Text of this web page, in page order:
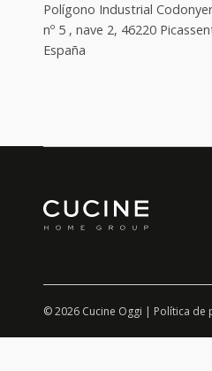
Polígono Industrial
nº 5 , nave 2, 46220
España
© 2026 Cucine Oggi | Política de